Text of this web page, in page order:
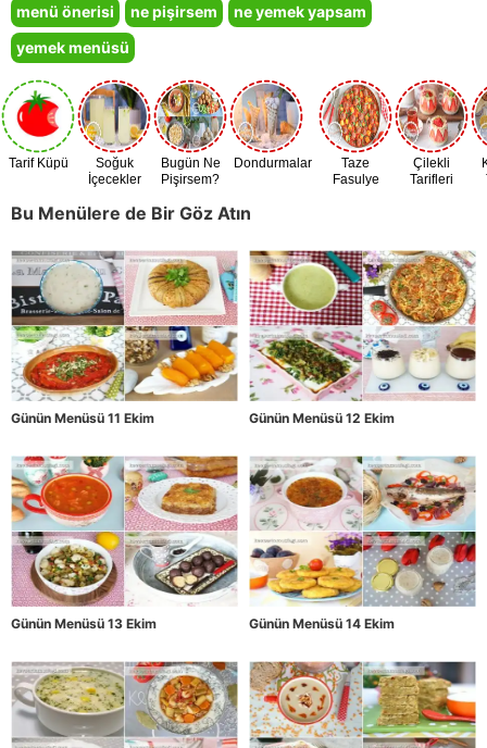
menü önerisi
ne pişirsem
ne yemek yapsam
yemek menüsü
Tarif Küpü
Soğuk
İçecekler
Bugün Ne
Pişirsem?
Dondurmalar
Taze
Fasulye
Çilekli
Tarifleri
Bu Menülere de Bir Göz Atın
Günün Menüsü 11 Ekim Günün Menüsü 12 Ekim
Günün Menüsü 13 Ekim Günün Menüsü 14 Ekim